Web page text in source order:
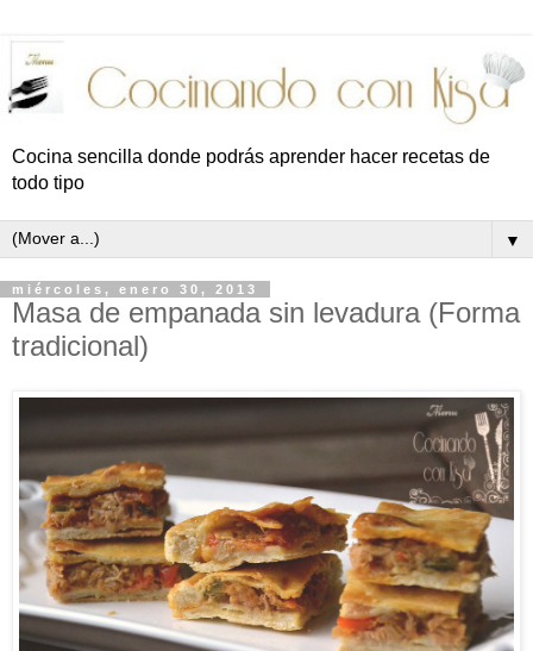
Cocina sencilla donde podrás aprender hacer recetas de
todo tipo
▼
miércoles, enero 30, 2013
Masa de empanada sin levadura (Forma
tradicional)